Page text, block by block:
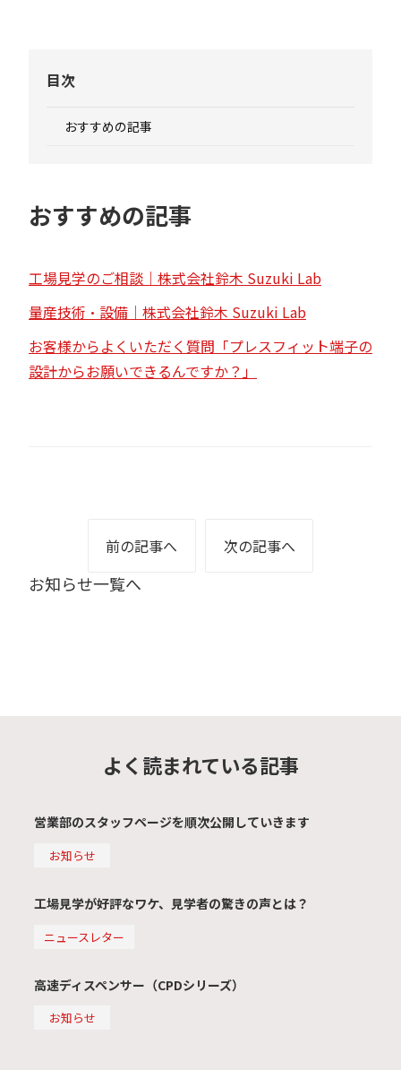
目次
おすすめの記事
おすすめの記事
工場見学のご相談｜株式会社鈴木 Suzuki Lab
量産技術・設備｜株式会社鈴木 Suzuki Lab
お客様からよくいただく質問「プレスフィット端子の
設計からお願いできるんですか？」
前の記事へ 次の記事へ
お知らせ一覧へ
よく読まれている記事
営業部のスタッフページを順次公開していきます
お知らせ
工場見学が好評なワケ、見学者の驚きの声とは？
ニュースレター
高速ディスペンサー（CPDシリーズ）
お知らせ